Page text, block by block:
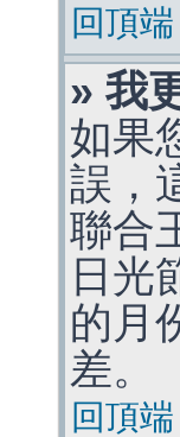
回頂端
» 我
如果
誤，
聯合
日光
的月
差。
回頂端